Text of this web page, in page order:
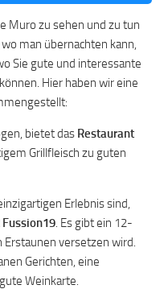
Muro zu sehen und zu tun
man übernachten kann,
Sie gute und interessante
Hier haben wir eine
bietet das Restaurant
Grillfleisch zu guten
Erlebnis sind,
. Es gibt ein 12-
versetzen wird.
Gerichten, eine
Weinkarte.